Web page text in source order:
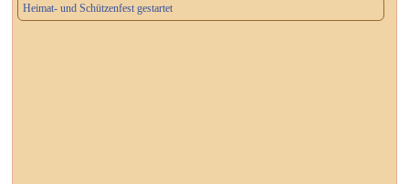
Heimat- und Schützenfest gestartet